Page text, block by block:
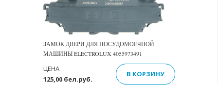
ЗАМОК ДВЕРИ ДЛЯ ПОСУДОМОЕЧНОЙ
МАШИНЫ ELECTROLUX 4055973491
125,00 бел.руб.
ЦЕНА
В КОРЗИНУ